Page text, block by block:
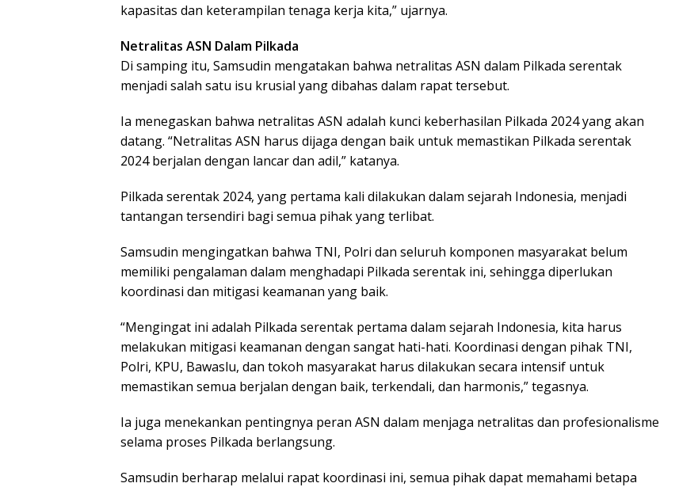
kapasitas dan keterampilan tenaga kerja kita,” ujarnya.
Netralitas ASN Dalam Pilkada
Di samping itu, Samsudin mengatakan bahwa netralitas ASN dalam Pilkada serentak
menjadi salah satu isu krusial yang dibahas dalam rapat tersebut.
Ia menegaskan bahwa netralitas ASN adalah kunci keberhasilan Pilkada 2024 yang akan
datang. “Netralitas ASN harus dijaga dengan baik untuk memastikan Pilkada serentak
2024 berjalan dengan lancar dan adil,” katanya.
Pilkada serentak 2024, yang pertama kali dilakukan dalam sejarah Indonesia, menjadi
tantangan tersendiri bagi semua pihak yang terlibat.
Samsudin mengingatkan bahwa TNI, Polri dan seluruh komponen masyarakat belum
memiliki pengalaman dalam menghadapi Pilkada serentak ini, sehingga diperlukan
koordinasi dan mitigasi keamanan yang baik.
“Mengingat ini adalah Pilkada serentak pertama dalam sejarah Indonesia, kita harus
melakukan mitigasi keamanan dengan sangat hati-hati. Koordinasi dengan pihak TNI,
Polri, KPU, Bawaslu, dan tokoh masyarakat harus dilakukan secara intensif untuk
memastikan semua berjalan dengan baik, terkendali, dan harmonis,” tegasnya.
Ia juga menekankan pentingnya peran ASN dalam menjaga netralitas dan profesionalisme
selama proses Pilkada berlangsung.
Samsudin berharap melalui rapat koordinasi ini, semua pihak dapat memahami betapa